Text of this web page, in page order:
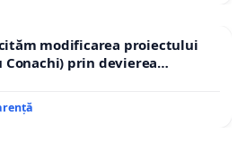
modificarea proiectului
Conachi) prin devierea